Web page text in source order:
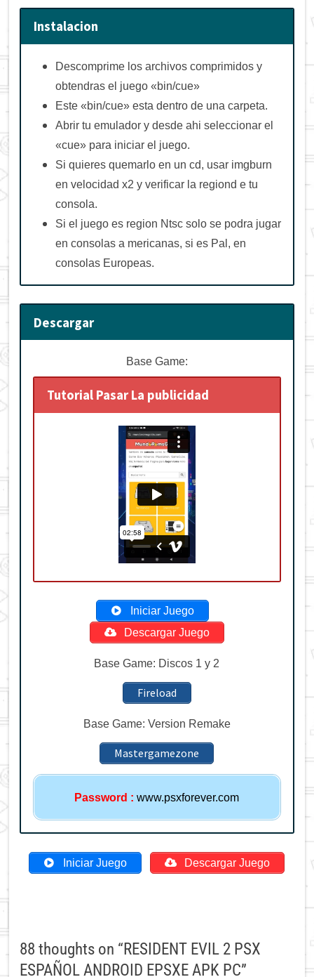
Instalacion
Descomprime los archivos comprimidos y
obtendras el juego «bin/cue»
Este «bin/cue» esta dentro de una carpeta.
Abrir tu emulador y desde ahi seleccionar el
«cue» para iniciar el juego.
Si quieres quemarlo en un cd, usar imgburn
en velocidad x2 y verificar la regiond e tu
consola.
Si el juego es region Ntsc solo se podra jugar
en consolas a mericanas, si es Pal, en
consolas Europeas.
Descargar
Base Game:
Tutorial Pasar La publicidad
Iniciar Juego
Descargar Juego
Base Game: Discos 1 y 2
Fireload
Base Game: Version Remake
Mastergamezone
Password : www.psxforever.com
Iniciar Juego Descargar Juego
88 thoughts on “RESIDENT EVIL 2 PSX
ESPAÑOL ANDROID EPSXE APK PC”